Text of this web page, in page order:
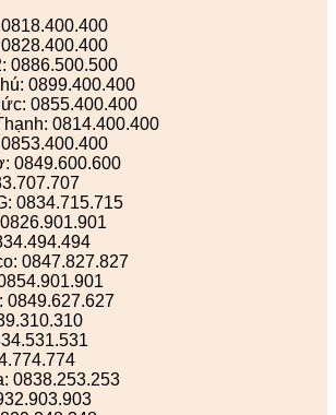
0886.500.500
0899.400.400
0855.400.400
0814.400.400
0849.600.600
0834.715.715
0847.827.827
0849.627.627
0838.253.253